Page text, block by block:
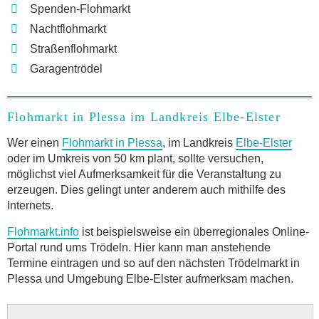
Spenden-Flohmarkt
Nachtflohmarkt
Straßenflohmarkt
Garagentrödel
Flohmarkt in Plessa im Landkreis Elbe-Elster
Wer einen Flohmarkt in Plessa, im Landkreis Elbe-Elster
oder im Umkreis von 50 km plant, sollte versuchen,
möglichst viel Aufmerksamkeit für die Veranstaltung zu
erzeugen. Dies gelingt unter anderem auch mithilfe des
Internets.
Flohmarkt.info ist beispielsweise ein überregionales Online-
Portal rund ums Trödeln. Hier kann man anstehende
Termine eintragen und so auf den nächsten Trödelmarkt in
Plessa und Umgebung Elbe-Elster aufmerksam machen.